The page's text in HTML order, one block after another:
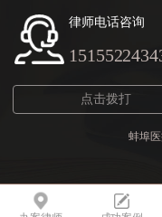
律师电话咨询
点击拨打
蚌埠